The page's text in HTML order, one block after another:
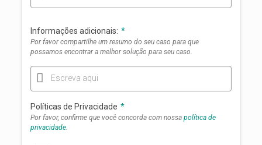
Informações adicionais: *
Por favor compartilhe um resumo do seu caso para que
possamos encontrar a melhor solução para seu caso.
Escreva aqui
Políticas de Privacidade *
Por favor, confirme que você concorda com nossa política de
privacidade.